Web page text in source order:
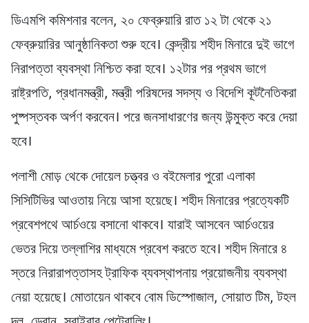
ডিএমপি কমিশনার বলেন, ২০ ফেব্রুয়ারি রাত ১২ টা থেকে ২১
ফেব্রুয়ারির আনুষ্ঠানিকতা শুরু হবে। কেন্দ্রীয় শহীদ মিনারে দুই ভাগে
নিরাপত্তা ব্যবস্থা নিশ্চিত করা হবে। ১২টার পর প্রথম ভাগে
রাষ্ট্রপতি, প্রধানমন্ত্রী, মন্ত্রী পরিষদের সদস্য ও বিদেশি কূটনৈতিকরা
পুষ্পস্তবক অর্পণ করবেন। পরে জনসাধারণের জন্য উন্মুক্ত করে দেয়া
হবে।
পলাশী মোড় থেকে দোয়েল চত্ত্বর ও বইমেলার পুরো এলাকা
সিসিটিভির আওতায় নিয়ে আসা হয়েছে। শহীদ মিনারের প্রত্যেকটি
প্রবেশপথে আর্চওয়ে বসানো থাকবে। যারাই আসবেন আর্চওয়ের
ভেতর দিয়ে তল্লাশির মাধ্যমে প্রবেশ করতে হবে। শহীদ মিনারে ৪
স্তরে নিরারাপত্তাসহ ট্রাফিক ব্যবস্থাপনায় প্রয়োজনীয় ব্যবস্থা
নেয়া হয়েছে। মোতায়েন থাকবে বোম ডিস্পোজাল, সোয়াত টিম, টহল